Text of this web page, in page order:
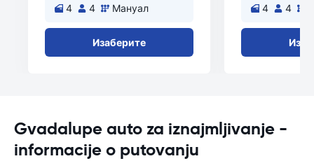
4 4 Мануал
Изаберите
4 4
Gvadalupe auto za iznajmljivanje -
informacije o putovanju